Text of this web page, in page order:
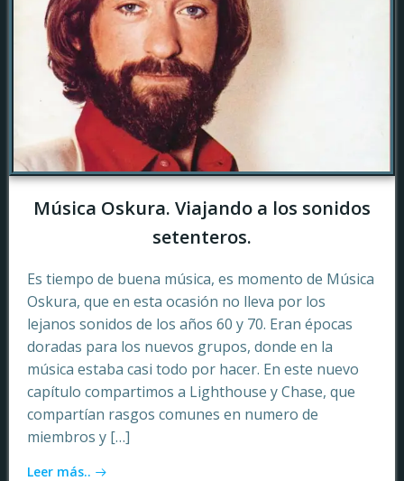
Música Oskura. Viajando a los sonidos
setenteros.
Es tiempo de buena música, es momento de Música
Oskura, que en esta ocasión no lleva por los
lejanos sonidos de los años 60 y 70. Eran épocas
doradas para los nuevos grupos, donde en la
música estaba casi todo por hacer. En este nuevo
capítulo compartimos a Lighthouse y Chase, que
compartían rasgos comunes en numero de
miembros y […]
Leer más..